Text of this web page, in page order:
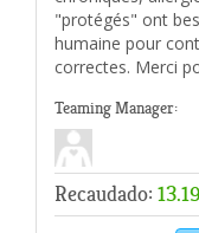
"protégés" ont
humaine pour
correctes. Merci
Teaming Manager:
Recaudado: